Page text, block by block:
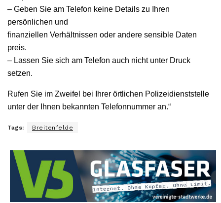
– Geben Sie am Telefon keine Details zu Ihren
persönlichen und
finanziellen Verhältnissen oder andere sensible Daten
preis.
– Lassen Sie sich am Telefon auch nicht unter Druck
setzen.
Rufen Sie im Zweifel bei Ihrer örtlichen Polizeidienststelle
unter der Ihnen bekannten Telefonnummer an.“
Tags: Breitenfelde